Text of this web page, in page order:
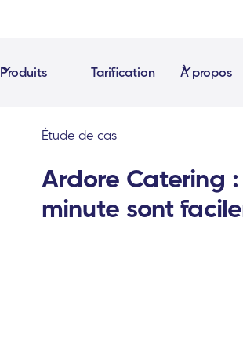
Produits Tarification À propos
Étude de cas
Ardore Catering
minute sont